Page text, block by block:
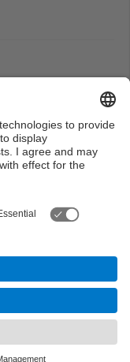
this work is
Attribution-
Catalunya ·
settings